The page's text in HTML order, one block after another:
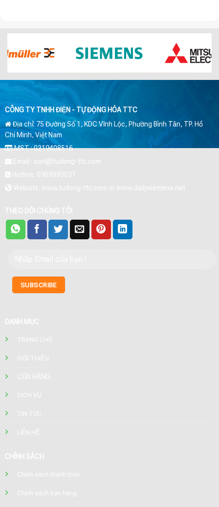
CÔNG TY TNHH ĐIỆN - TỰ ĐỘNG HÓA TTC
Địa chỉ: 75 Đường Số 1, KDC Vĩnh Lộc, Phường Bình Tân, TP. Hồ
Chí Minh, Việt Nam
MST : 0319408516
Email : son@tudong-ttc.com
Hotline: 0909393031
Website: www.tudong-ttc.com or www.dailysiemens.net
THEO DÕI CHÚNG TÔI
DANH MỤC
TRANG CHỦ
GIỚI THIỆU
CỬA HÀNG
DỊCH VỤ
TIN TỨC
LIÊN HỆ
CHÍNH SÁCH
Chính sách thanh toán
Chính sách bán hàng